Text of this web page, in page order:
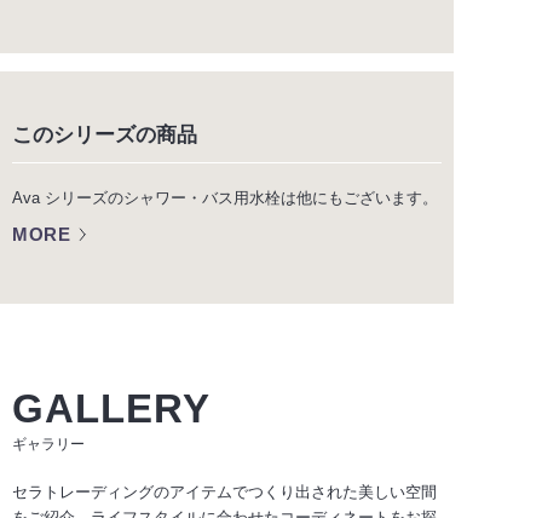
このシリーズの商品
Ava シリーズのシャワー・バス用水栓は他にもございます。
MORE
GALLERY
ギャラリー
セラトレーディングのアイテムでつくり出された美しい空間